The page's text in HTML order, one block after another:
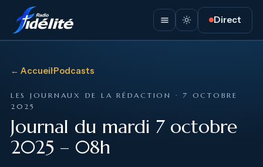
Direct
← Accueil·Podcasts
LES JOURNAUX DE LA RÉDACTION · 7 OCTOBRE
2025
Journal du mardi 7 octobre
2025 – 08h